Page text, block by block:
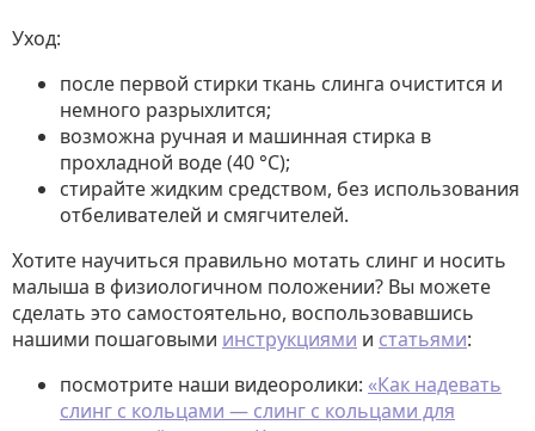
Уход:
после первой стирки ткань слинга очистится и
немного разрыхлится;
возможна ручная и машинная стирка в
прохладной воде (40 °C);
стирайте жидким средством, без использования
отбеливателей и смягчителей.
Хотите научиться правильно мотать слинг и носить
малыша в физиологичном положении? Вы можете
сделать это самостоятельно, воспользовавшись
нашими пошаговыми инструкциями и статьями:
посмотрите наши видеоролики: «Как надевать
слинг с кольцами — слинг с кольцами для